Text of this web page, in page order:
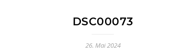
DSC00073
26. Mai 2024